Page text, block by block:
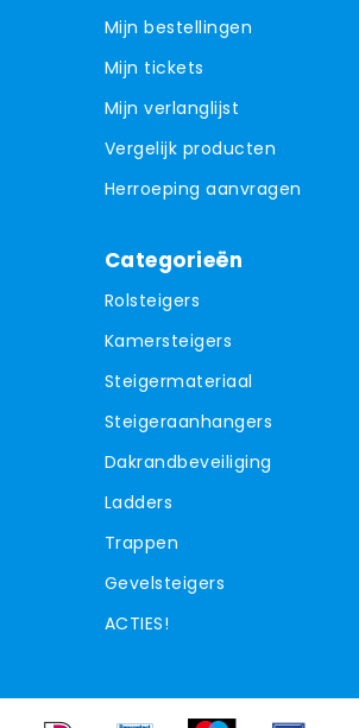
Mijn bestellingen
Mijn tickets
Mijn verlanglijst
Vergelijk producten
Herroeping aanvragen
Categorieën
Rolsteigers
Kamersteigers
Steigermateriaal
Steigeraanhangers
Dakrandbeveiliging
Ladders
Trappen
Gevelsteigers
ACTIES!